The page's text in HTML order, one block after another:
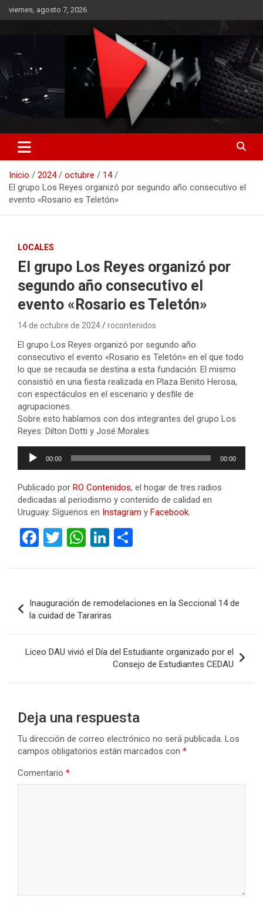
Saltar
al
viernes, agosto 7, 2026
RO CONTENIDOS
Inicio 2024 octubre
14
El grupo Los Reyes organizó por segundo año consecutivo el
evento «Rosario es Teletón»
LOCALES
El grupo Los Reyes organizó por
segundo año consecutivo el
evento «Rosario es Teletón»
14 de octubre de 2024 rocontenidos
El grupo Los Reyes organizó por segundo año
consecutivo el evento «Rosario es Teletón» en el que todo
lo que se recauda se destina a esta fundación. El mismo
consistió en una fiesta realizada en Plaza Benito Herosa,
con espectáculos en el escenario y desfile de
agrupaciones.
Sobre esto hablamos con dos integrantes del grupo Los
Reyes: Dilton Dotti y José Morales
Reproductor
00:00 00:00
Publicado por RO Contenidos, el hogar de tres radios
dedicadas al periodismo y contenido de calidad en
Uruguay. Síguenos en Instagram y Facebook
F
ce
o
o
k
T
tt
W
at
A
p
p
Li
ke
n
m
ar
tir
de
entradas
Inauguración de remodelaciones en la Seccional 14 de
la cuidad de Tarariras
Liceo DAU vivió el Día del Estudiante organizado por el
Consejo de Estudiantes CEDAU
Deja una respuesta
Tu dirección de correo electrónico no será publicada. Los
campos obligatorios están marcados con *
Comentario *